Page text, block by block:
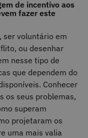
de incentivo aos
fazer este
ser voluntário em
ou desenhar
nesse tipo de
que dependem do
Conhecer
os seus problemas,
superam
projetaram os
uma mais valia